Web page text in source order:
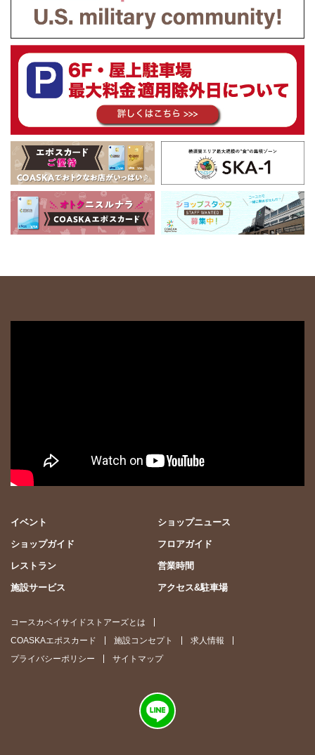
イベント ショップニュース
ショップガイド フロアガイド
レストラン 営業時間
施設サービス アクセス&駐車場
コースカベイサイドストアーズとは
COASKAエポスカード
施設コンセプト
求人情報
プライバシーポリシー
サイトマップ